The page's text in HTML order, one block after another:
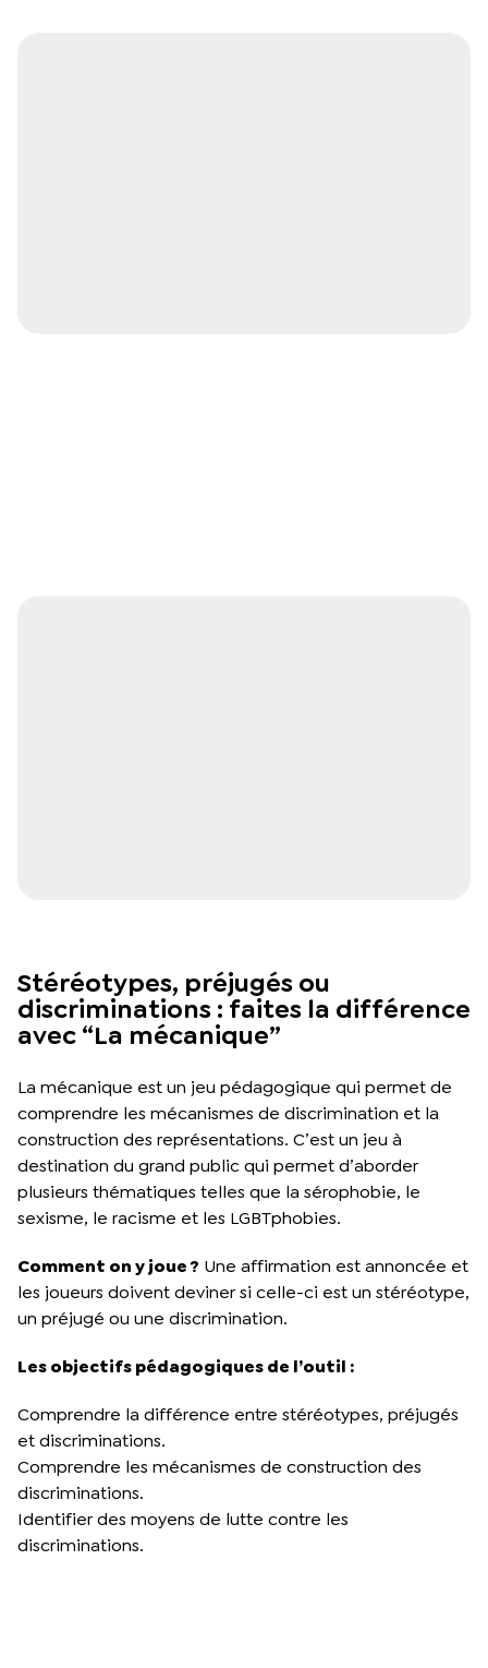
Stéréotypes, préjugés ou
discriminations : faites la différence
avec “La mécanique”
La mécanique est un jeu pédagogique qui permet de
comprendre les mécanismes de discrimination et la
construction des représentations. C’est un jeu à
destination du grand public qui permet d’aborder
plusieurs thématiques telles que la sérophobie, le
sexisme, le racisme et les LGBTphobies.
Comment on y joue ? Une affirmation est annoncée et
les joueurs doivent deviner si celle-ci est un stéréotype,
un préjugé ou une discrimination.
Les objectifs pédagogiques de l’outil :
Comprendre la différence entre stéréotypes, préjugés
et discriminations.
Comprendre les mécanismes de construction des
discriminations.
Identifier des moyens de lutte contre les
discriminations.